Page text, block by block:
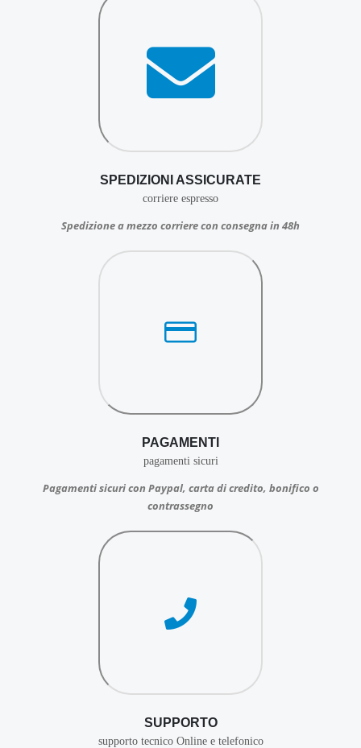
SPEDIZIONI ASSICURATE
corriere espresso
Spedizione a mezzo corriere con consegna in 48h
PAGAMENTI
pagamenti sicuri
Pagamenti sicuri con Paypal, carta di credito, bonifico o
contrassegno
SUPPORTO
supporto tecnico Online e telefonico